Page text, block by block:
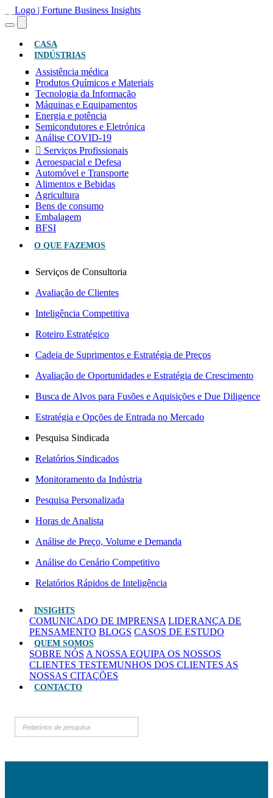
CASA
INDÚSTRIAS
Assistência médica
Produtos Químicos e Materiais
Tecnologia da Informação
Máquinas e Equipamentos
Energia e potência
Semicondutores e Eletrónica
Análise COVID-19
Serviços Profissionais
Aeroespacial e Defesa
Automóvel e Transporte
Alimentos e Bebidas
Agricultura
Bens de consumo
Embalagem
BFSI
O QUE FAZEMOS
Serviços de Consultoria
Avaliação de Clientes
Inteligência Competitiva
Roteiro Estratégico
Cadeia de Suprimentos e Estratégia de Preços
Avaliação de Oportunidades e Estratégia de Crescimento
Busca de Alvos para Fusões e Aquisições e Due Diligence
Estratégia e Opções de Entrada no Mercado
Pesquisa Sindicada
Relatórios Sindicados
Monitoramento da Indústria
Pesquisa Personalizada
Horas de Analista
Análise de Preço, Volume e Demanda
Análise do Cenário Competitivo
Relatórios Rápidos de Inteligência
INSIGHTS
COMUNICADO DE IMPRENSA LIDERANÇA DE
PENSAMENTO BLOGS CASOS DE ESTUDO
QUEM SOMOS
SOBRE NÓS A NOSSA EQUIPA OS NOSSOS
CLIENTES TESTEMUNHOS DOS CLIENTES AS
NOSSAS CITAÇÕES
CONTACTO